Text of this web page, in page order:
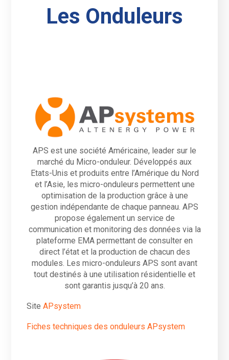
Les Onduleurs
APS est une société Américaine, leader sur le
marché du Micro-onduleur. Développés aux
Etats-Unis et produits entre l’Amérique du Nord
et l’Asie, les micro-onduleurs permettent une
optimisation de la production grâce à une
gestion indépendante de chaque panneau. APS
propose également un service de
communication et monitoring des données via la
plateforme EMA permettant de consulter en
direct l’état et la production de chacun des
modules. Les micro-onduleurs APS sont avant
tout destinés à une utilisation résidentielle et
sont garantis jusqu’à 20 ans.
SiteAPsystem
Fiches techniques des onduleurs APsystem